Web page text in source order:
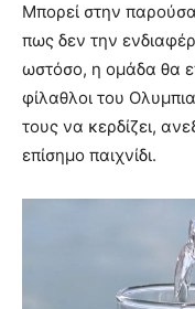
Μπορεί στην
πως δεν την
ωστόσο, η ομάδα θα
φίλαθλοι του
τους να κερδίζει,
επίσημο παιχνίδι.